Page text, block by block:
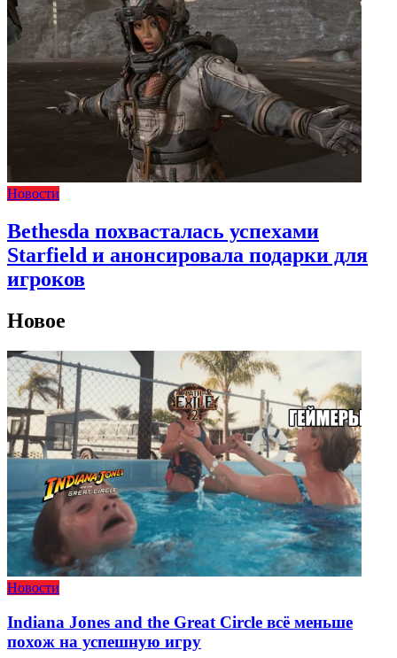
Новости
Bethesda похвасталась успехами
Starfield и анонсировала подарки для
игроков
Новое
Новости
Indiana Jones and the Great Circle всё меньше
похож на успешную игру